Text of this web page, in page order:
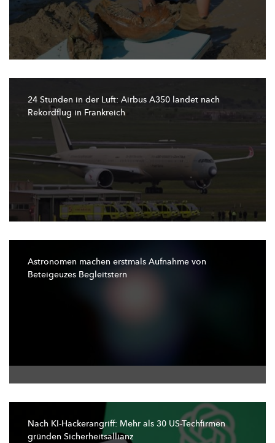
24 Stunden in der Luft: Airbus A350 landet nach
Rekordflug in Frankreich
Astronomen machen erstmals Aufnahme von
Beteigeuzes Begleitstern
Nach KI-Hackerangriff: Mehr als 30 US-Techfirmen
gründen Sicherheitsallianz